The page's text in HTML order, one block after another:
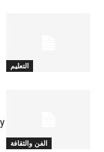
التعليم
الفن والثقافة